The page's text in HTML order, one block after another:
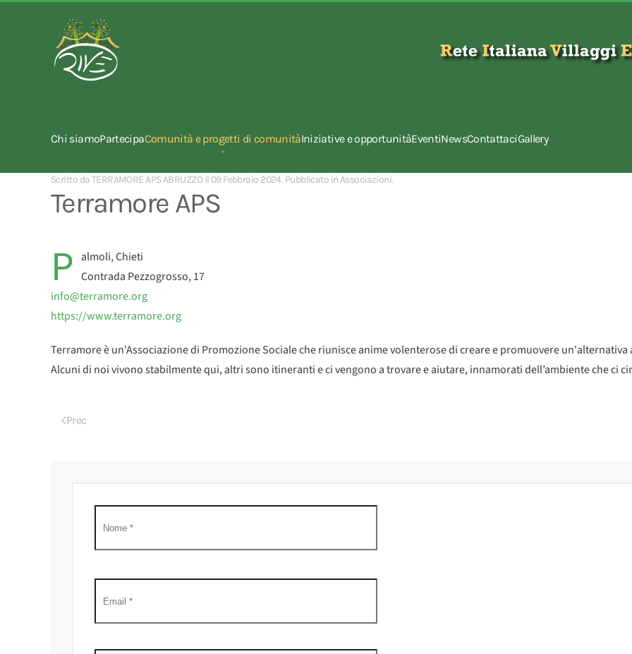
Chi siamoPartecipaComunità e progetti di comunitàIniziative e opportunitàEventiNewsContattaciGallery
Scritto da TERRAMORE APS ABRUZZO il 09 Febbraio 2024. Pubblicato inAssociazioni.
Terramore APS
P almoli, Chieti
Contrada Pezzogrosso, 17
info@terramore.org
https://www.terramore.org
Terramore è un'Associazione di Promozione Sociale che riunisce anime volenterose di creare e promuovere
Alcuni di noi vivono stabilmente qui, altri sono itineranti e ci vengono a trovare e aiutare, innamorati dell’ambiente che ci
Prec